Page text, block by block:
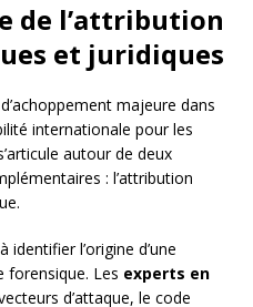
de l’attribution
et juridiques
majeure dans
internationale pour les
autour de deux
: l’attribution
identifier l’origine d’une
forensique. Les experts en
d’attaque, le code